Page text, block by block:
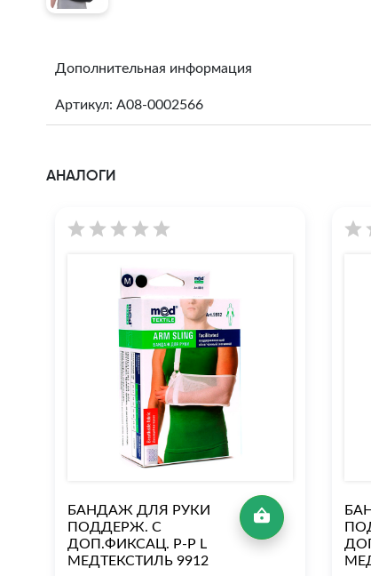
Дополнительная информация
Артикул: A08-0002566
АНАЛОГИ
БАНДАЖ ДЛЯ РУКИ
ПОДДЕРЖ. С
ДОП.ФИКСАЦ. Р-Р L
МЕДТЕКСТИЛЬ 9912